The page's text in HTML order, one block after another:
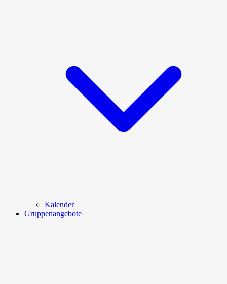
Kalender
Gruppenangebote